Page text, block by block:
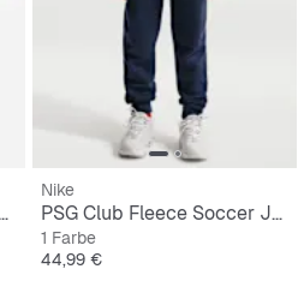
Jogger
Nike
PSG Club Fleece Soccer Joggers
1 Farbe
Preis
44,99 €